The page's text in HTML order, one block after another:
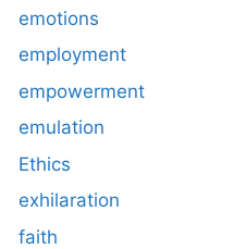
emotions
employment
empowerment
emulation
Ethics
exhilaration
faith